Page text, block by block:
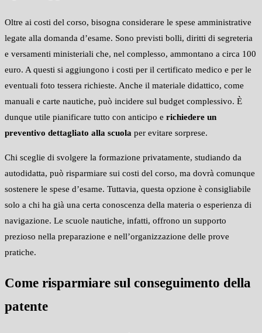
Oltre ai costi del corso, bisogna considerare le spese amministrative
legate alla domanda d’esame. Sono previsti bolli, diritti di segreteria
e versamenti ministeriali che, nel complesso, ammontano a circa 100
euro. A questi si aggiungono i costi per il certificato medico e per le
eventuali foto tessera richieste. Anche il materiale didattico, come
manuali e carte nautiche, può incidere sul budget complessivo. È
dunque utile pianificare tutto con anticipo e richiedere un
preventivo dettagliato alla scuola per evitare sorprese.
Chi sceglie di svolgere la formazione privatamente, studiando da
autodidatta, può risparmiare sui costi del corso, ma dovrà comunque
sostenere le spese d’esame. Tuttavia, questa opzione è consigliabile
solo a chi ha già una certa conoscenza della materia o esperienza di
navigazione. Le scuole nautiche, infatti, offrono un supporto
prezioso nella preparazione e nell’organizzazione delle prove
pratiche.
Come risparmiare sul conseguimento della
patente